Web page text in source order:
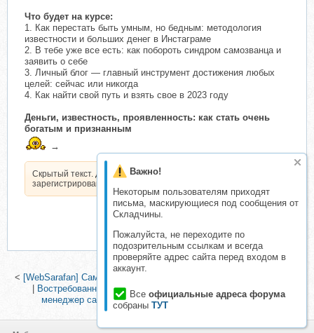
Важно!
Некоторым пользователям приходят
письма, маскирующиеся под сообщения от
Складчины.
Пожалуйста, не переходите по
подозрительным ссылкам и всегда
проверяйте адрес сайта перед входом в
аккаунт.
Все официальные адреса форума
собраны ТУТ
Что будет на курсе:
1. Как перестать быть умным, но бедным: методология
известности и больших денег в Инстаграме
2. В тебе уже все есть: как побороть синдром самозванца и
заявить о себе
3. Личный блог — главный инструмент достижения любых
целей: сейчас или никогда
4. Как найти свой путь и взять свое в 2023 году
Деньги, известность, проявленность: как стать очень
богатым и признанным
→
Скрытый текст. Доступен только
зарегистрированным пользователям.
< [WebSarafan] Саммит по личному брендингу (Таисия Кудашкина)
| Востребованная удалённая профессия XXI века: контент
менеджер сайтов на Wordpress (Владимир Колосов)>